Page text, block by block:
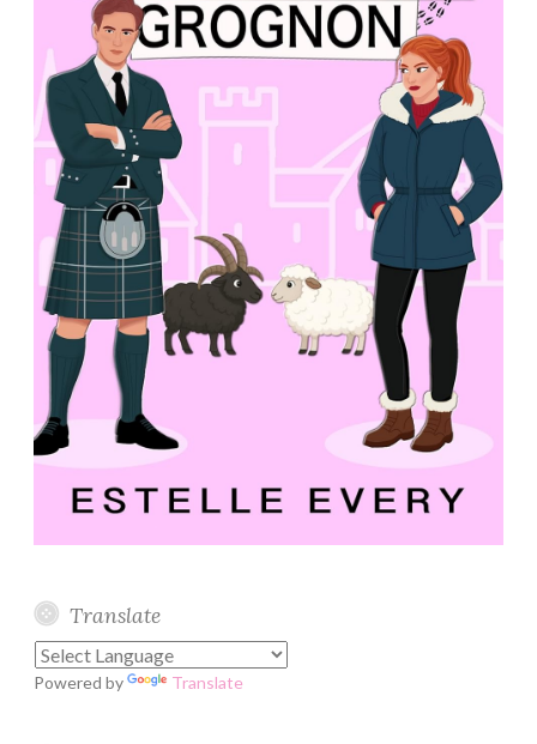
Translate
Powered by Translate